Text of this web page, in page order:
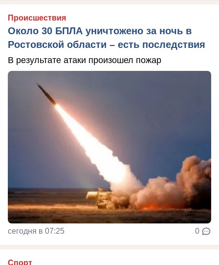
Происшествия
Около 30 БПЛА уничтожено за ночь в
Ростовской области – есть последствия
В результате атаки произошел пожар
сегодня в 07:25 0
Спорт